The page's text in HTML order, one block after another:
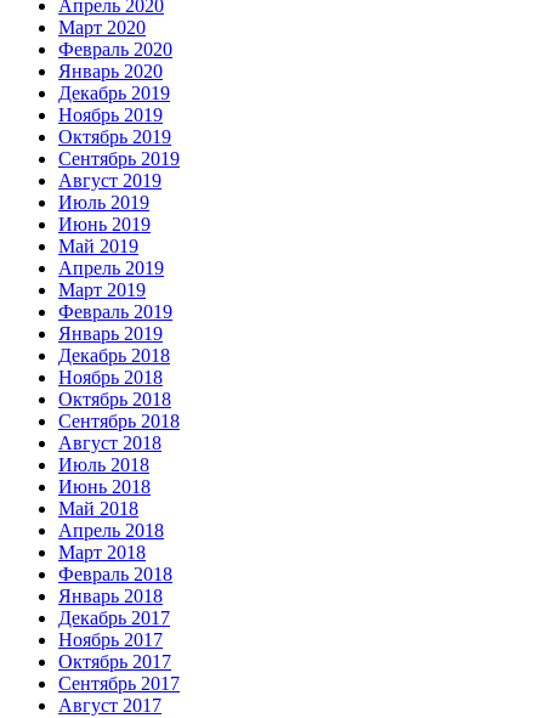
Апрель 2020
Март 2020
Февраль 2020
Январь 2020
Декабрь 2019
Ноябрь 2019
Октябрь 2019
Сентябрь 2019
Август 2019
Июль 2019
Июнь 2019
Май 2019
Апрель 2019
Март 2019
Февраль 2019
Январь 2019
Декабрь 2018
Ноябрь 2018
Октябрь 2018
Сентябрь 2018
Август 2018
Июль 2018
Июнь 2018
Май 2018
Апрель 2018
Март 2018
Февраль 2018
Январь 2018
Декабрь 2017
Ноябрь 2017
Октябрь 2017
Сентябрь 2017
Август 2017